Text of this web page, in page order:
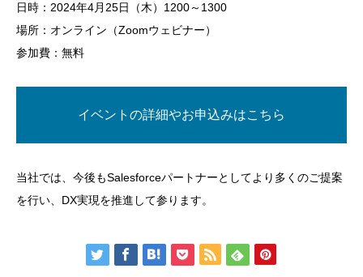
日時：2024年4月25日（木）1200～1300
場所：オンライン（Zoomウェビナー）
参加費：無料
イベントの詳細やお申込みはこちら
当社では、今後もSalesforceパートナーとしてより多くのご提案
を行い、DX実現を推進して参ります。